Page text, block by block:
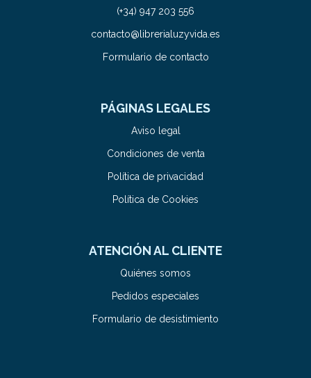
(+34) 947 203 556
contacto@librerialuzyvida.es
Formulario de contacto
PÁGINAS LEGALES
Aviso legal
Condiciones de venta
Política de privacidad
Política de Cookies
ATENCIÓN AL CLIENTE
Quiénes somos
Pedidos especiales
Formulario de desistimiento